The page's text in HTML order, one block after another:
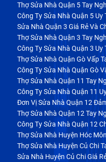
Thợ Sửa Nhà Quận 5 Tay
Công Ty Sửa Nhà Quận 5 Uy
Sửa Nhà Quận 3 Giá Rẻ Và
Thợ Sửa Nhà Quận 3 Tay
Công Ty Sửa Nhà Quận 3 Uy
Thợ Sửa Nhà Quận Gò Vấp
Công Ty Sửa Nhà Quận Gò
Thợ Sửa Nhà Quận 11 Tay
Công Ty Sửa Nhà Quận 11
Đơn Vị Sửa Nhà Quận 12
Thợ Sửa Nhà Quận 12 Tay
Công Ty Sửa Nhà Quận 12
Thợ Sửa Nhà Huyện Hóc
Thợ Sửa Nhà Huyện Củ Chi
Sửa Nhà Huyện Củ Chi Giá